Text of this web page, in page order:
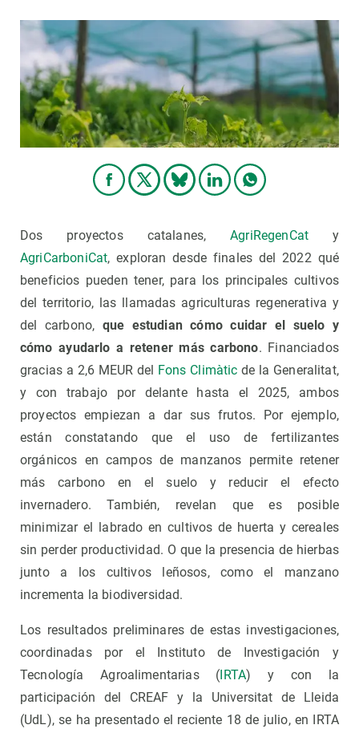
Dos proyectos catalanes,AgriRegenCaty
AgriCarboniCat, exploran desde finales del 2022 qué
beneficios pueden tener, para los principales cultivos
del territorio, las llamadas agriculturas regenerativa y
del carbono, que estudian cómo cuidar el suelo y
cómo ayudarlo a retener más carbono. Financiados
gracias a 2,6 MEUR del Fons Climàtic de la Generalitat,
y con trabajo por delante hasta el 2025, ambos
proyectos empiezan a dar sus frutos. Por ejemplo,
están constatando que el uso de fertilizantes
orgánicos en campos de manzanos permite retener
más carbono en el suelo y reducir el efecto
invernadero. También, revelan que es posible
minimizar el labrado en cultivos de huerta y cereales
sin perder productividad. O que la presencia de hierbas
junto a los cultivos leñosos, como el manzano
incrementa la biodiversidad.
Los resultados preliminares de estas investigaciones,
coordinadas por el Instituto de Investigación y
Tecnología Agroalimentarias ( IRTA) y con la
participación del CREAF y la Universitat de Lleida
(UdL), se ha presentado el reciente 18 de julio, en IRTA